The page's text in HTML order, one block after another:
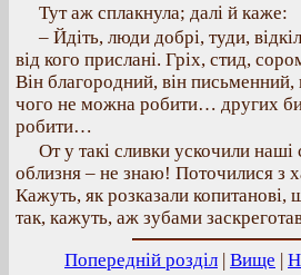
Тут аж сплакнула; далі й каже:
– Йдіть, люди добрі, туди,
від кого прислані. Гріх, стид,
Він благородний, він письменний,
чого не можна робити… других би
робити…
От у такі сливки ускочили
облизня – не знаю! Поточилися з
Кажуть, як розказали копитанові,
так, кажуть, аж зубами
Попередній розділ | Вище |